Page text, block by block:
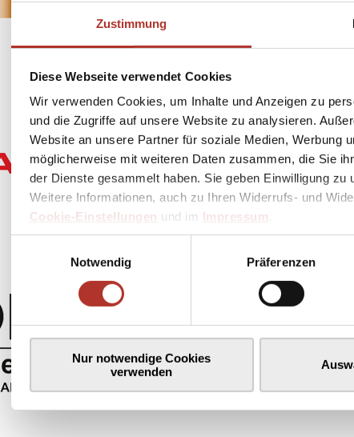
Zustimmung
Diese Webseite verwendet Cookies
Wir verwenden Cookies, um Inhalte und Anzeigen zu
und die Zugriffe auf unsere Website zu analysieren.
Website an unsere Partner für soziale Medien, Werbung
möglicherweise mit weiteren Daten zusammen, die Sie
der Dienste gesammelt haben. Sie geben Einwilligung
Weitere Informationen, auch zu Ihren Widerrufs- und
Cookie-Einstellungen und im Impressum
Notwendig
Präferenzen
Nur notwendige Cookies
verwenden